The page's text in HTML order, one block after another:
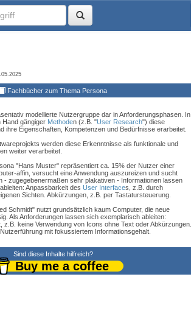
Fachbücher zum Thema Persona
modellierte Nutzergruppe dar in Anforderungsphasen. In
Hand gängiger Methoden (z.B. "User Research") diese
ihre Eigenschaften, Kompetenzen und Bedürfnisse erarbeitet.
werden diese Erkenntnisse als funktionale und
weiter verarbeitet.
"Hans Muster" repräsentiert ca. 15% der Nutzer einer
affin, versucht eine Anwendung auszureizen und sucht
- zugegebenermaßen sehr plakativen - Informationen lassen
Anpassbarkeit des User Interfaces, z.B. durch
Sichten. Abkürzungen, z.B. per Tastatursteuerung.
Schmidt" nutzt grundsätzlich kaum Computer, die neue
Als Anforderungen lassen sich exemplarisch ableiten:
z.B. keine Verwendung von Icons ohne Text oder Abkürzungen.
mit fokussiertem Informationsgehalt.
Sind diese Inhalte hilfreich?
Buy me a coffee